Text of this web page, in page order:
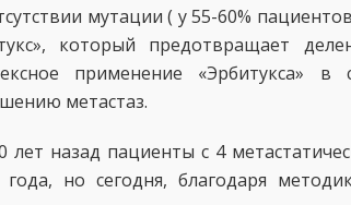
мутации ( у 55-60%
который предотвращает
применение «Эрбитукса» в
метастаз.
лет назад пациенты с 4
года, но сегодня, благодаря